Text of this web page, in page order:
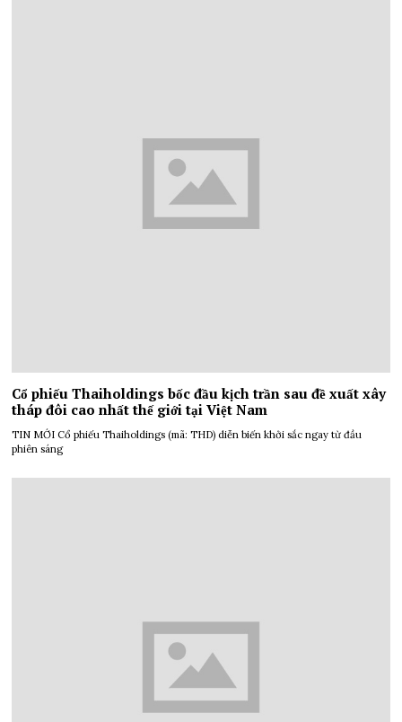
Cổ phiếu Thaiholdings bốc đầu kịch trần sau đề xuất xây
tháp đôi cao nhất thế giới tại Việt Nam
TIN MỚI Cổ phiếu Thaiholdings (mã: THD) diễn biến khởi sắc ngay từ đầu
phiên sáng